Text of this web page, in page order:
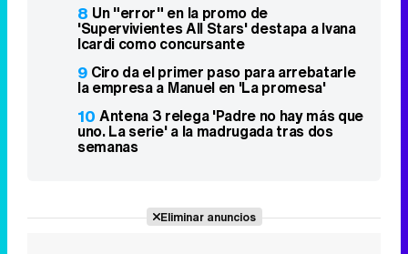
8 Un "error" en la promo de
'Supervivientes All Stars' destapa a Ivana
Icardi como concursante
9 Ciro da el primer paso para arrebatarle
la empresa a Manuel en 'La promesa'
10 Antena 3 relega 'Padre no hay más que
uno. La serie' a la madrugada tras dos
semanas
Eliminar anuncios